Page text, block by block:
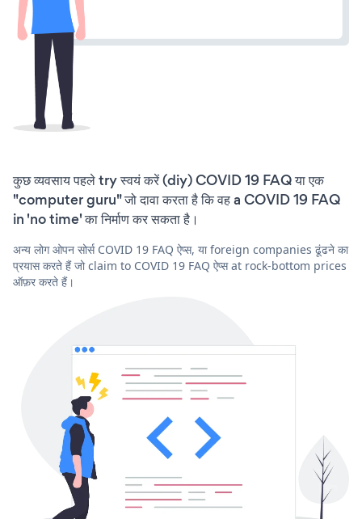
कुछ व्यवसाय पहले try स्वयं करें (diy) COVID 19 FAQ या एक
"computer guru" जो दावा करता है कि वह a COVID 19 FAQ
in 'no time' का निर्माण कर सकता है।
अन्य लोग ओपन सोर्स COVID 19 FAQ ऐप्स, या foreign companies ढूंढने का
प्रयास करते हैं जो claim to COVID 19 FAQ ऐप्स at rock-bottom prices
ऑफ़र करते हैं।